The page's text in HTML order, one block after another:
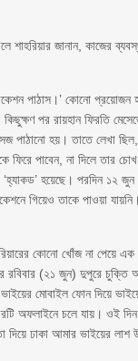
শাহরিয়ার জানান, কাজের
পাঠাস।’ কোনো
পর রায়হান ফিরতি
পাঠানো হয়। তাতে লেখা
ফিরে পাবেন, না দিলে তার
হয়েছে। পরদিন ১২
গিয়েও তাকে পাওয়া
কোনো খোঁজ না পেয়ে
রবিবার (২১ জুন) দুপুরে চুক্তি
মোবাইল ফোন দিয়ে
অফলাইনে চলে যায়। ওই
দিয়ে ঢাকা আমার ভাইয়ের